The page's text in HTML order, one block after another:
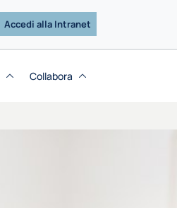
Accedi alla Intranet
Collabora